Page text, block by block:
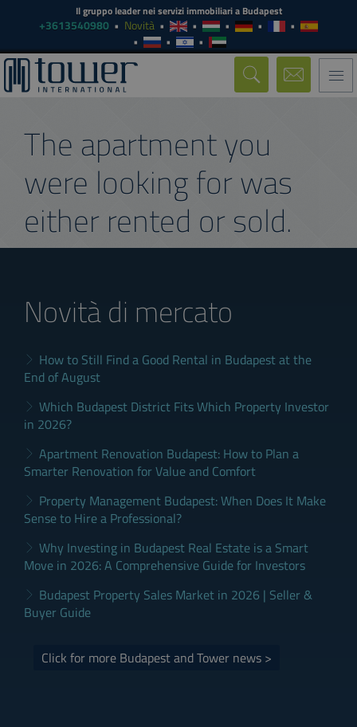
Il gruppo leader nei servizi immobiliari a Budapest
+3613540980 Novità
The apartment you
were looking for was
either rented or sold.
Novità di mercato
How to Still Find a Good Rental in Budapest at the
End of August
Which Budapest District Fits Which Property Investor
in 2026?
Apartment Renovation Budapest: How to Plan a
Smarter Renovation for Value and Comfort
Property Management Budapest: When Does It Make
Sense to Hire a Professional?
Why Investing in Budapest Real Estate is a Smart
Move in 2026: A Comprehensive Guide for Investors
Budapest Property Sales Market in 2026 | Seller &
Buyer Guide
Click for more Budapest and Tower news >